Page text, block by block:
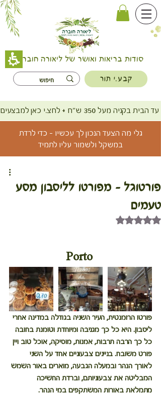
סודות בריאות ואושר של ליאורה חוברה
קבע.י תור
ש"ח + לחצ.י כאן למבצעים
גלי מה הצעד הנכון לך עכשיו - כדי לרדת
במשקל ולשמור עליו לתמיד
פורטוגל - מפורטו לליסבון מסע
טעמים
דירוג של NaN מתוך 5 כוכבים
Porto
פורטו הרומנטית, העיר השניה בגודלה במדינה אחרי
ליסבון. היא כל כך מגניבה ומיוחדת וטומנת בחובה
כל כך הרבה תרבות, אמנות, מוסיקה, אוכל טוב ויין
פורט משובח. בניינים צבעוניים אחד על השני
לאורך הנהר ובמעלה הגבעה, מוארים באור השמש
המבליטה את צבעוניותם, וברדת החשיכה
מתמלאת באורות המשתקפים במי הנהר.